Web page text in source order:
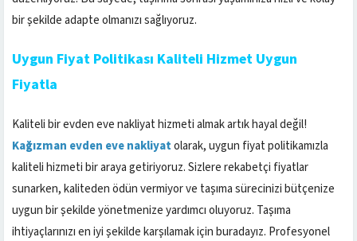
bir şekilde adapte olmanızı sağlıyoruz.
Uygun Fiyat Politikası Kaliteli Hizmet Uygun
Fiyatla
Kaliteli bir evden eve nakliyat hizmeti almak artık hayal değil!
Kağızman evden eve nakliyatolarak, uygun fiyat politikamızla
kaliteli hizmeti bir araya getiriyoruz. Sizlere rekabetçi fiyatlar
sunarken, kaliteden ödün vermiyor ve taşıma sürecinizi bütçenize
uygun bir şekilde yönetmenize yardımcı oluyoruz. Taşıma
ihtiyaçlarınızı en iyi şekilde karşılamak için buradayız. Profesyonel